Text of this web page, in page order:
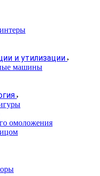
и утилизации
машины
омоложения